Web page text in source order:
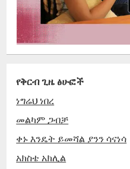
የቅርብ ጊዜ ፅሁፎች
ነግሬህ ነበረ
መልካም ጋብቻ
ቀኑ እንዴት ይመሻል ያንን ሳናነሳ
አክስቴ አክሊል